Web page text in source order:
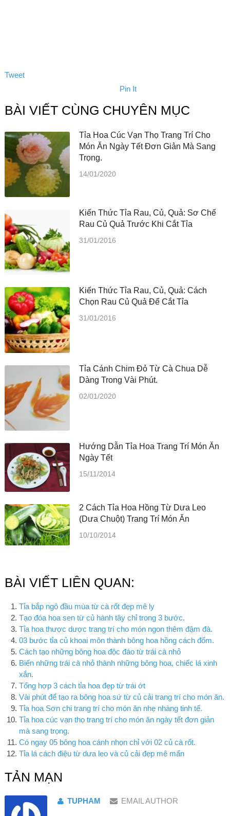
Tweet
Pin It
BÀI VIẾT CÙNG CHUYÊN MỤC
Tỉa Hoa Cúc Vạn Thọ Trang Trí Cho
Món Ăn Ngày Tết Đơn Giản Mà Sang
Trọng.
14/01/2020
Kiến Thức Tỉa Rau, Củ, Quả: Sơ Chế
Rau Củ Quả Trước Khi Cắt Tỉa
31/01/2016
Kiến Thức Tỉa Rau, Củ, Quả: Cách
Chọn Rau Củ Quả Để Cắt Tỉa
31/01/2016
Tỉa Cánh Chim Đỏ Từ Cà Chua Dễ
Dàng Trong Vài Phút.
02/01/2020
Hướng Dẫn Tỉa Hoa Trang Trí Món Ăn
Ngày Tết
15/11/2014
2 Cách Tỉa Hoa Hồng Từ Dưa Leo
(dưa Chuột) Trang Trí Món Ăn
10/10/2014
BÀI VIẾT LIÊN QUAN:
Tỉa bắp ngô đầu mùa từ cà rốt đẹp mê ly
Tạo đóa hoa sen từ củ hành tây chỉ trong 3 bước.
Tỉa hoa thược dược trang trí cho món ngon thêm đậm đà.
03 bước tỉa củ khoai môn thành bông hoa hồng cách đốm.
Cách tạo những bông hoa độc đáo từ trái cà nhỏ
Biến những trái cà nhỏ thành những bông hoa, chiếc lá xinh
xắn.
Tổng hợp 3 cách tỉa hoa đẹp từ trái ớt
Vài phút để tạo ra bông hoa sứ từ củ cải trang trí cho món ăn.
Tỉa hoa Sơn chi trang trí cho món ăn nhẹ nhàng tinh tế.
Tỉa hoa cúc vạn thọ trang trí cho món ăn ngày tết đơn giản
mà sang trọng.
Có ngay 05 bông hoa cánh nhọn chỉ với 02 củ cà rốt.
Tỉa lá cách điệu từ dưa leo và củ cải đẹp mê mẩn
TẢN MẠN
TUPHAM EMAIL AUTHOR